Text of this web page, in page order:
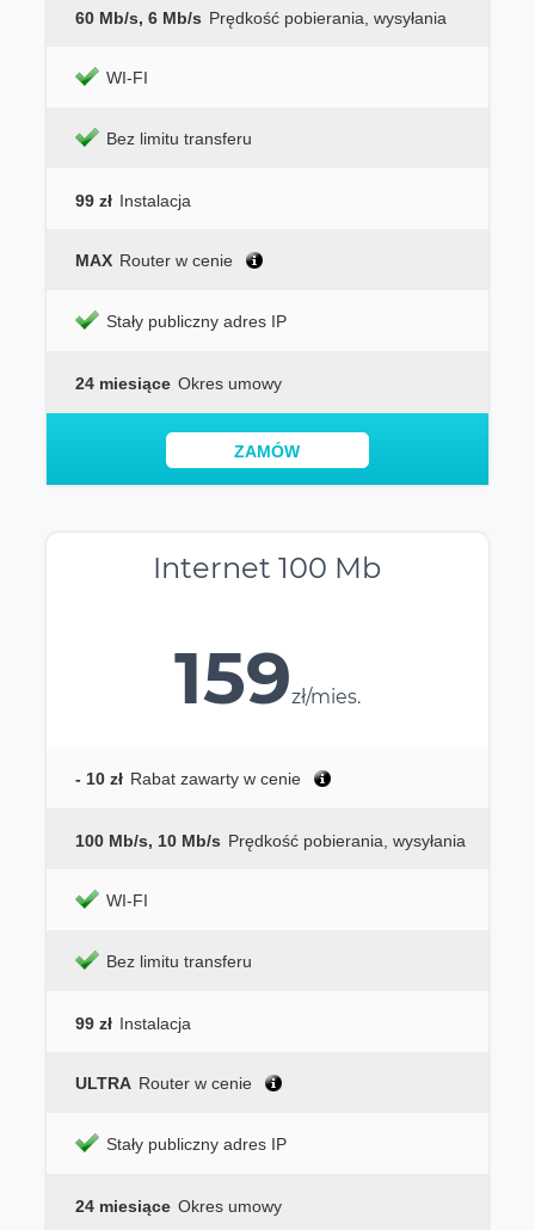
60 Mb/s, 6 Mb/s Prędkość pobierania, wysyłania
WI-FI
Bez limitu transferu
99 zł Instalacja
MAX Router w cenie
Stały publiczny adres IP
24 miesiące Okres umowy
ZAMÓW
Internet 100 Mb
159zł/mies.
- 10 zł Rabat zawarty w cenie
100 Mb/s, 10 Mb/s Prędkość pobierania, wysyłania
WI-FI
Bez limitu transferu
99 zł Instalacja
ULTRA Router w cenie
Stały publiczny adres IP
24 miesiące Okres umowy